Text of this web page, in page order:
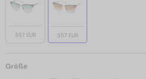
357 EUR 357 EUR
Größe